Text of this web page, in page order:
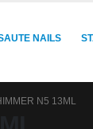
NAILS
N5 13ML